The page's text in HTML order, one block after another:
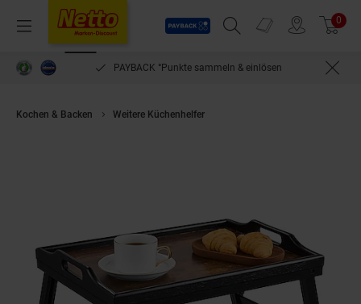
Menü
Payback
Suchfeld einblenden
Prospekte 0
PAYBACK °Punkte sammeln & einlösen
Kochen & Backen Weitere Küchenhelfer